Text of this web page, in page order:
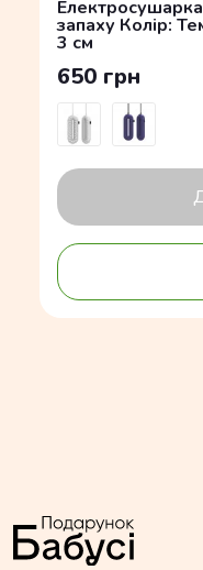
запаху Колір:
3 см
650 грн